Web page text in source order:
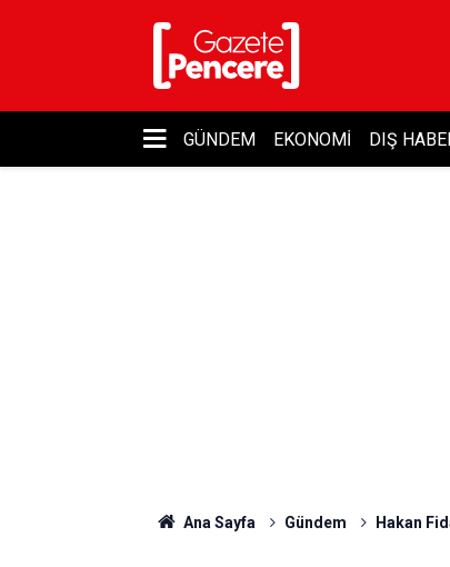
GÜNDEM EKONOMI DIŞ
Ana Sayfa Gündem Hakan